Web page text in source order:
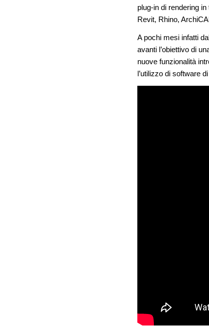
plug-in di rendering
Revit, Rhino,
A pochi mesi infatti
avanti l’obiettivo di
nuove funzionalità
l’utilizzo di software